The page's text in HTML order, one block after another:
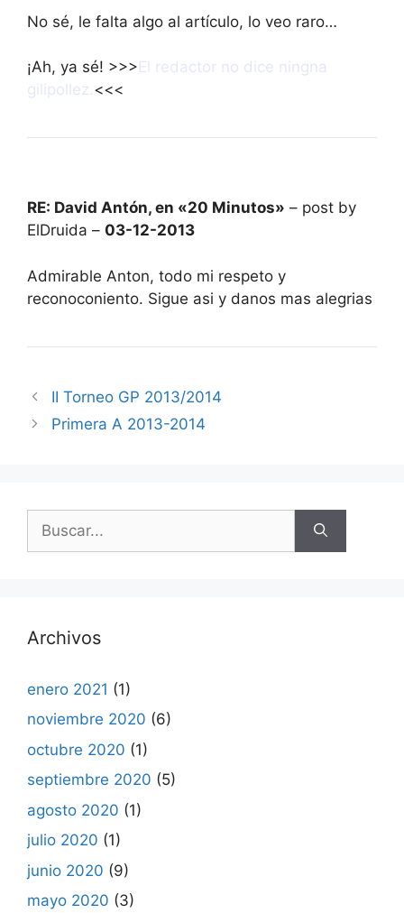
No sé, le falta algo al artículo, lo veo raro…
¡Ah, ya sé! >>> El redactor no dice ningna
gilipollez.<<<
RE: David Antón, en «20 Minutos» – post by
ElDruida – 03-12-2013
Admirable Anton, todo mi respeto y
reconoconiento. Sigue asi y danos mas alegrias
II Torneo GP 2013/2014
Primera A 2013-2014
Archivos
enero 2021 (1)
noviembre 2020 (6)
octubre 2020 (1)
septiembre 2020 (5)
agosto 2020 (1)
julio 2020 (1)
junio 2020 (9)
mayo 2020 (3)